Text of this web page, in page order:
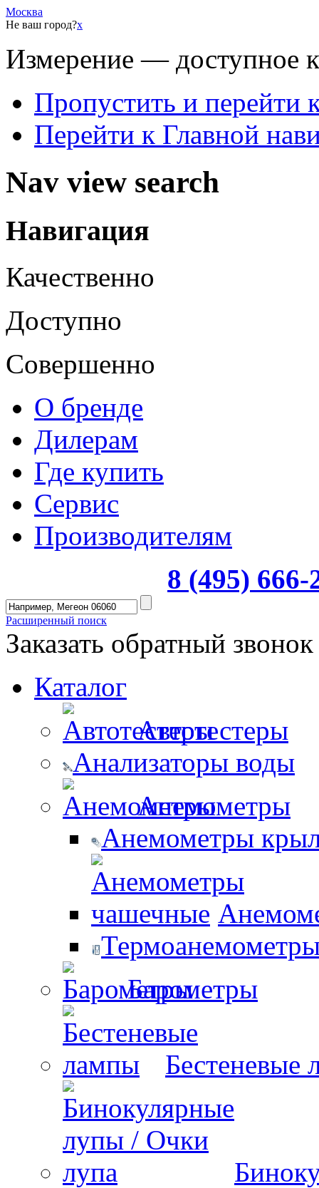
Москва
Не ваш город?x
Измерение — доступное
Пропустить и перейти
Перейти к Главной
Nav view search
Навигация
Качественно
Доступно
Совершенно
О бренде
Дилерам
Где купить
Сервис
Производителям
8 (495)
Расширенный поиск
Заказать обратный звонок
Каталог
Автотестеры
Анализаторы воды
Анемометры
Анемометры
Барометры
Бестеневые